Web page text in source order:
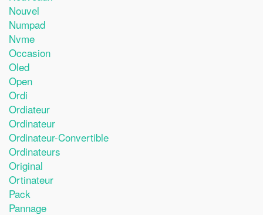
Nouvel
Numpad
Nvme
Occasion
Oled
Open
Ordi
Ordiateur
Ordinateur
Ordinateur-Convertible
Ordinateurs
Original
Ortinateur
Pack
Pannage